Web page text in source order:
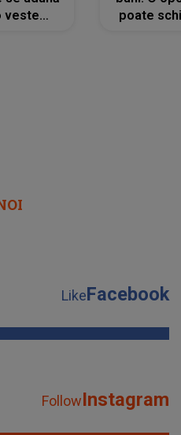
veste
poate
LikeFacebook
FollowInstagram